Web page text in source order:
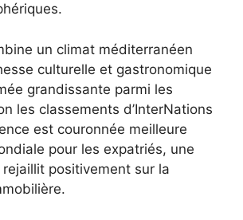
un climat méditerranéen
culturelle et gastronomique
grandissante parmi les
les classements d’InterNations
est couronnée meilleure
pour les expatriés, une
positivement sur la